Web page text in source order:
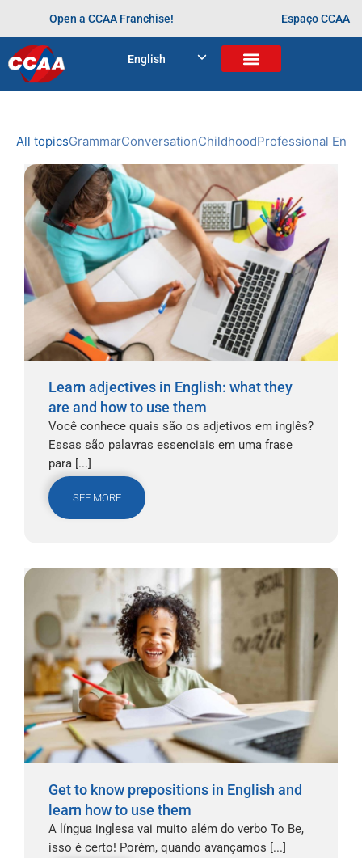
Open a CCAA Franchise! Espaço CCAA
English
Home > viagem internacional
All topicsGrammarConversationChildhoodProfessional
Learn adjectives in English: what they
are and how to use them
Você conhece quais são os adjetivos em inglês?
Essas são palavras essenciais em uma frase
para [...]
SEE MORE
Get to know prepositions in English and
learn how to use them
A língua inglesa vai muito além do verbo To Be,
isso é certo! Porém, quando avançamos [...]